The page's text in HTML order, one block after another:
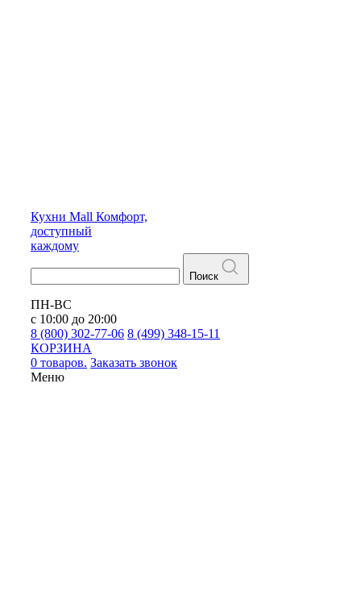
Кухни Mall Комфорт,
доступный
каждому
Поиск
ПН-ВС
с 10:00 до 20:00
8 (800) 302-77-06 8 (499) 348-15-11
КОРЗИНА
0 товаров. Заказать звонок
Меню